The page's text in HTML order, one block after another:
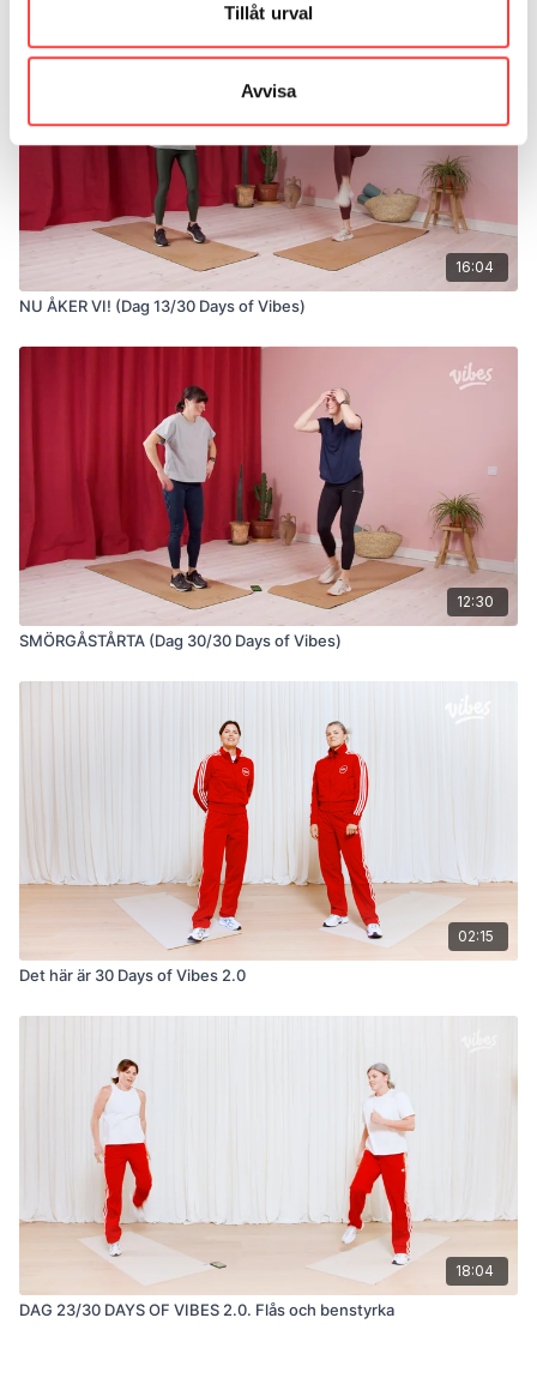
Tillåt urval
Avvisa
16:04
NU ÅKER VI! (Dag 13/30 Days of Vibes)
12:30
SMÖRGÅSTÅRTA (Dag 30/30 Days of Vibes)
02:15
Det här är 30 Days of Vibes 2.0
18:04
DAG 23/30 DAYS OF VIBES 2.0. Flås och benstyrka